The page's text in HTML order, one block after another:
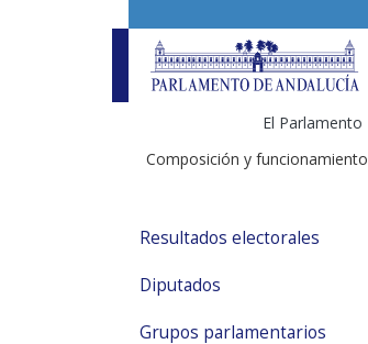
El Parlamento
Composición y funcionamiento
Resultados electorales
Diputados
Grupos parlamentarios